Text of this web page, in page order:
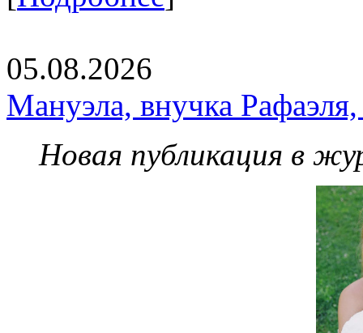
05.08.2026
Мануэла, внучка
Новая публикация в